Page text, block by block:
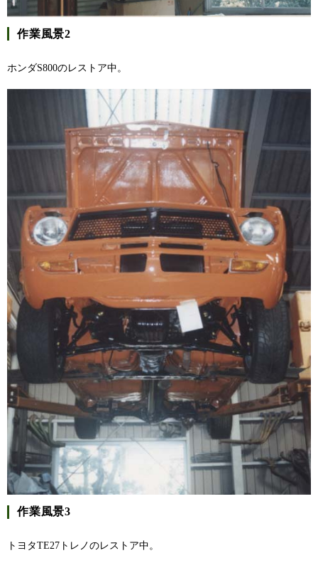
作業風景2
ホンダS800のレストア中。
作業風景3
トヨタTE27トレノのレストア中。